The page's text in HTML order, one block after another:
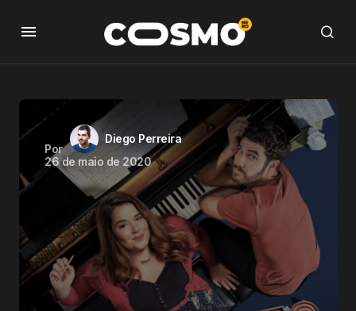
Por
Diego Perreira
26 de maio de 2020